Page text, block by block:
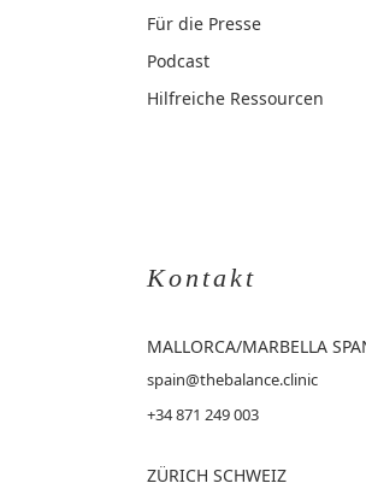
Für die Presse
Podcast
Hilfreiche Ressourcen
Kontakt
MALLORCA/MARBELLA
spain@thebalance.clinic
+34 871 249 003
ZÜRICH SCHWEIZ